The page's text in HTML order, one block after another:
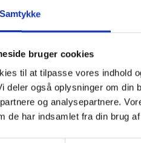
Samtykke
bruger cookies
til at tilpasse vores indhold
deler også oplysninger om din
og analysepartnere.
de har indsamlet fra din brug